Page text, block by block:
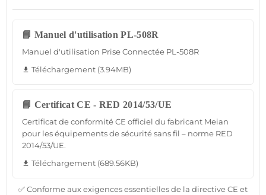
📘 Manuel d'utilisation PL-508R
Manuel d'utilisation Prise Connectée PL-508R
file_download Téléchargement (3.94MB)
📘 Certificat CE - RED 2014/53/UE
Certificat de conformité CE officiel du fabricant Meian
pour les équipements de sécurité sans fil – norme RED
2014/53/UE.
file_download Téléchargement (689.56KB)
✅ Conforme aux exigences essentielles de la directive CE et